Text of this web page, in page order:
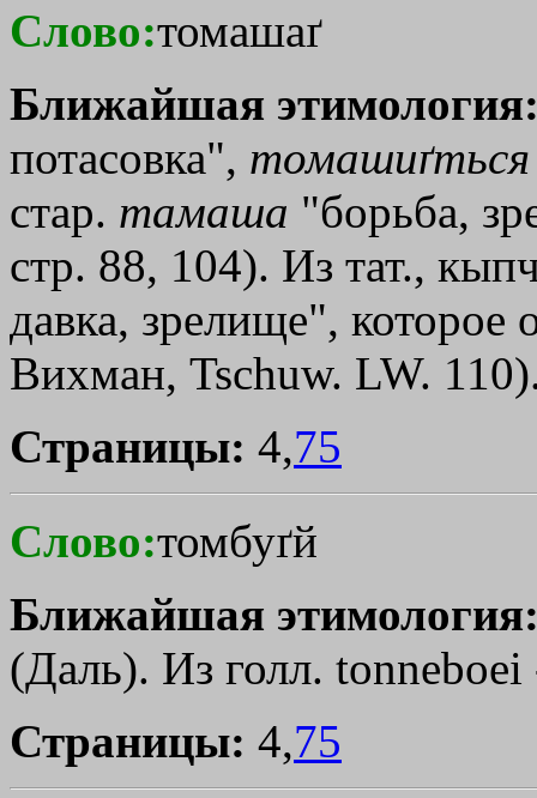
Слово:томашаґ
Ближайшая
потасовка", томашиґться
стар. тамаша "борьба,
стр. 88, 104). Из тат.,
давка, зрелище", которое
Вихман, Tschuw. LW.
Страницы: 4,75
Слово:томбуґй
Ближайшая
(Даль). Из голл.
Страницы: 4,75